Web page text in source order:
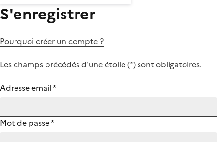
S'enregistrer
Pourquoi créer un compte ?
Les champs précédés d'une étoile (*) sont obligatoires.
Adresse email*
Mot de passe*